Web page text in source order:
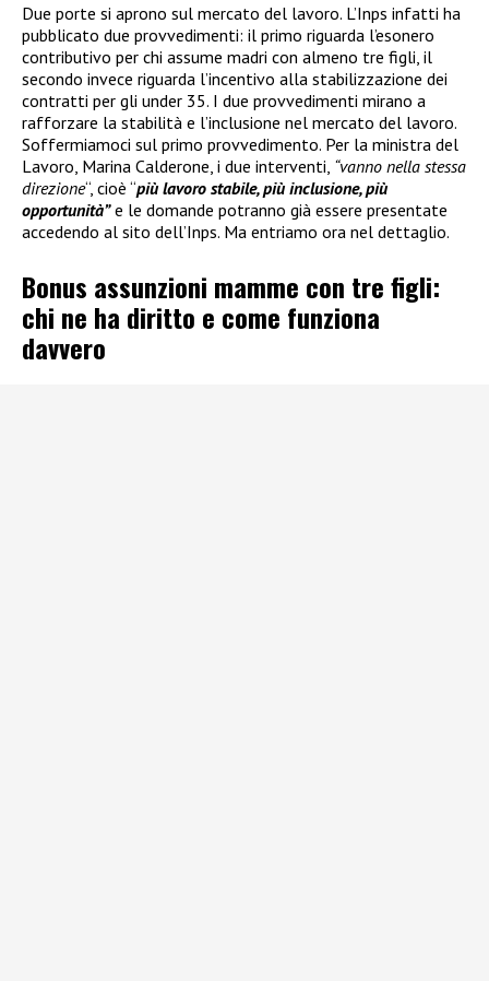
Due porte si aprono sul mercato del lavoro. L’Inps infatti ha
pubblicato due provvedimenti: il primo riguarda l’esonero
contributivo per chi assume madri con almeno tre figli, il
secondo invece riguarda l’incentivo alla stabilizzazione dei
contratti per gli under 35. I due provvedimenti mirano a
rafforzare la stabilità e l’inclusione nel mercato del lavoro.
Soffermiamoci sul primo provvedimento. Per la ministra del
Lavoro, Marina Calderone, i due interventi, “vanno nella stessa
direzione“, cioè “più lavoro stabile, più inclusione, più
opportunità”e le domande potranno già essere presentate
accedendo al sito dell’Inps. Ma entriamo ora nel dettaglio.
Bonus assunzioni mamme con tre figli:
chi ne ha diritto e come funziona
davvero